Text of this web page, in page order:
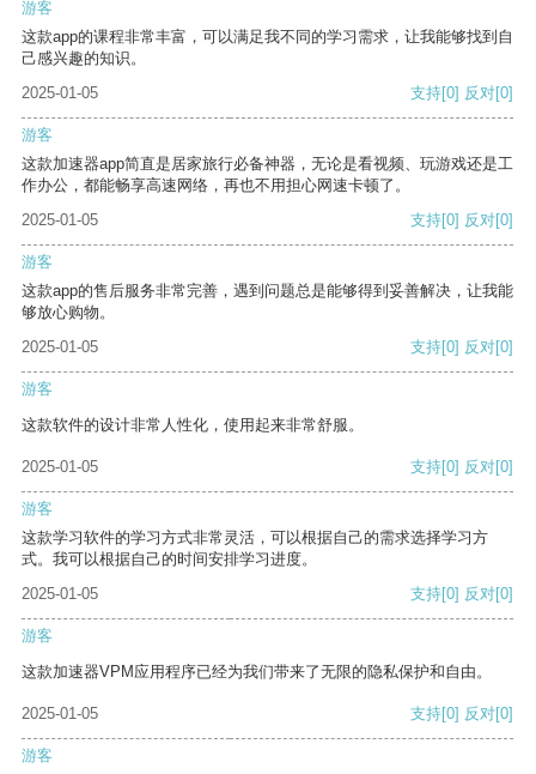
游客
这款app的课程非常丰富，可以满足我不同的学习需求，让我能够找到自
己感兴趣的知识。
2025-01-05
支持[0] 反对[0]
游客
这款加速器app简直是居家旅行必备神器，无论是看视频、玩游戏还是工
作办公，都能畅享高速网络，再也不用担心网速卡顿了。
2025-01-05
支持[0] 反对[0]
游客
这款app的售后服务非常完善，遇到问题总是能够得到妥善解决，让我能
够放心购物。
2025-01-05
支持[0] 反对[0]
游客
这款软件的设计非常人性化，使用起来非常舒服。
2025-01-05 支持[0] 反对[0]
游客
这款学习软件的学习方式非常灵活，可以根据自己的需求选择学习方
式。我可以根据自己的时间安排学习进度。
2025-01-05
支持[0] 反对[0]
游客
这款加速器VPM应用程序已经为我们带来了无限的隐私保护和自由。
2025-01-05 支持[0] 反对[0]
游客